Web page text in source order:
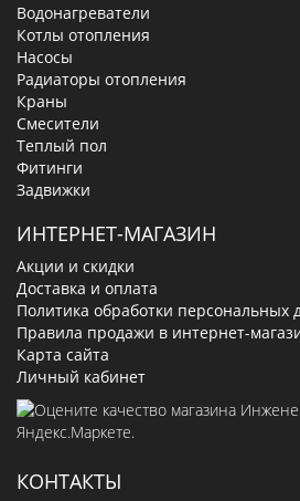
Водонагреватели
Котлы отопления
Насосы
Радиаторы отопления
Краны
Смесители
Теплый пол
Фитинги
Задвижки
ИНТЕРНЕТ-МАГАЗИН
Акции и скидки
Доставка и оплата
Политика обработки персональных
Правила продажи в интернет-
Карта сайта
Личный кабинет
КОНТАКТЫ